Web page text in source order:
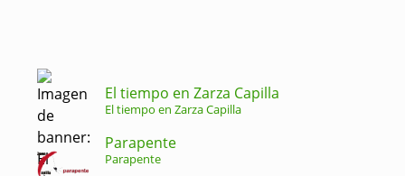
El tiempo en Zarza Capilla
El tiempo en Zarza Capilla
Parapente
Parapente